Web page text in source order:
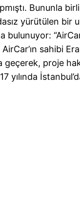
Bununla
yürütülen bir
bulunuyor:
sahibi
geçerek, proje
yılında